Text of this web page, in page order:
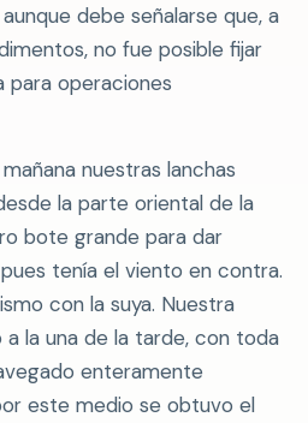
debe señalarse que, a
no fue posible fijar
para operaciones
nuestras lanchas
la parte oriental de la
bote grande para dar
tenía el viento en contra.
con la suya. Nuestra
la una de la tarde, con toda
enteramente
este medio se obtuvo el